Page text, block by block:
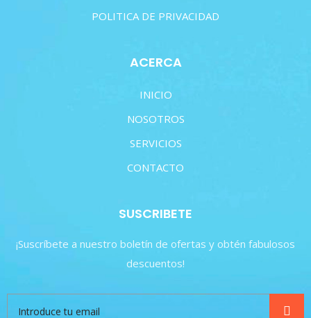
POLITICA DE PRIVACIDAD
ACERCA
INICIO
NOSOTROS
SERVICIOS
CONTACTO
SUSCRIBETE
¡Suscríbete a nuestro boletín de ofertas y obtén fabulosos
descuentos!